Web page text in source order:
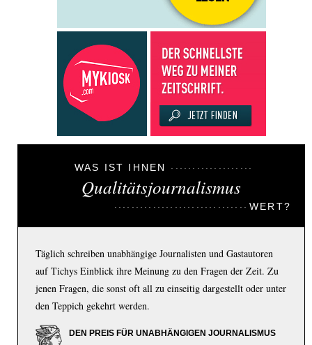
WAS IST IHNEN
Qualitätsjournalismus
WERT?
Täglich schreiben unabhängige Journalisten und Gastautoren
auf Tichys Einblick ihre Meinung zu den Fragen der Zeit. Zu
jenen Fragen, die sonst oft all zu einseitig dargestellt oder unter
den Teppich gekehrt werden.
DEN PREIS FÜR UNABHÄNGIGEN JOURNALISMUS